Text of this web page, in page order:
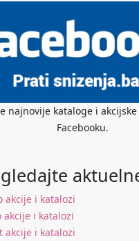
najnovije kataloge i
Facebooku.
akcije i katalozi
akcije i katalozi
akcije i katalozi